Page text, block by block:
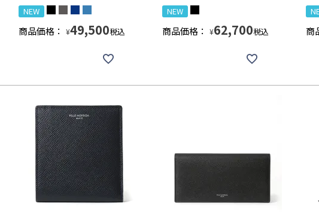
NEW
商品価格： ¥49,500税込
NEW
商品価格： ¥62,700税込 商